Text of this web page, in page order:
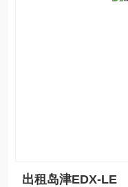
出租岛津EDX-LE